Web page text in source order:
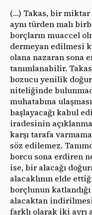
(…) Takas, bir
aynı türden malı
borçların muaccel
dermeyan edilmesi
olana nazaran sona
tanımlanabilir.
bozucu yenilik
niteliğinde
muhatabına
başlayacağı kabul
iradesinin
karşı tarafa
söz edilemez.
borcu sona erdiren
ise, bir alacağı
alacaklının elde
borçlunun
alacaktan
farklı olarak iki ayrı